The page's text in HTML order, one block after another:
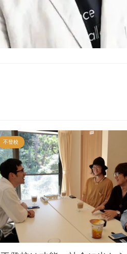
不登校